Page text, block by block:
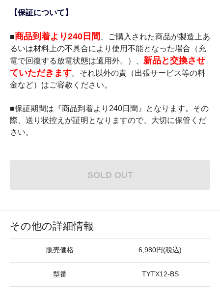
【保証について】
■商品到着より240日間
、ご購入された商品が製造上あ
るいは材料上の不具合により使用不能となった場合（充
電で回復する放電状態は適用外。）、 新品と交換させ
ていただきます。それ以外の責（出張サービス等の料
金など）はご容赦ください。
■保証期間は『商品到着より240日間』となります。その
際、送り状控えが証明となりますので、大切に保管くだ
さい。
SOLD OUT
その他の詳細情報
販売価格 6,980円(税込)
型番 TYTX12-BS